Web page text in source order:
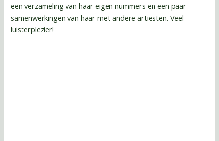
een verzameling van haar eigen nummers en een paar
samenwerkingen van haar met andere artiesten. Veel
luisterplezier!